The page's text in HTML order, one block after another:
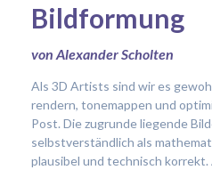
Bildformung
von Alexander Scholten
Als 3D Artists sind wir es
rendern, tonemappen und
Post. Die zugrunde liegende
selbstverständlich als
plausibel und technisch